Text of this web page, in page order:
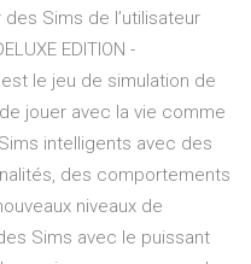
Sims de l’utilisateur
EDITION -
est le jeu de simulation de
jouer avec la vie comme
intelligents avec des
des comportements
niveaux de
Sims avec le puissant